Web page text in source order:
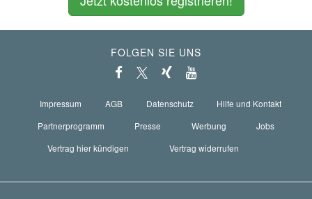
FOLGEN SIE UNS
Impressum AGB Datenschutz
Hilfe und Kontakt
Partnerprogramm
Presse Werbung
Jobs
Vertrag hier kündigen
Vertrag widerrufen